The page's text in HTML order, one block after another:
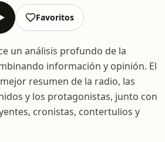
Favoritos
un análisis profundo de la
información y opinión. El
resumen de la radio, las
y los protagonistas, junto con
cronistas, contertulios y